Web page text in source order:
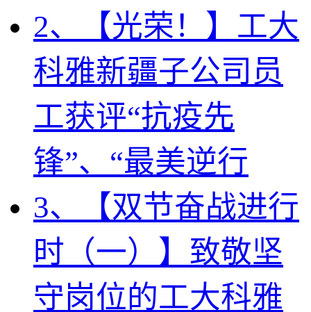
2、【光荣！】工大
科雅新疆子公司员
工获评“抗疫先
锋”、“最美逆行
3、【双节奋战进行
时（一）】致敬坚
守岗位的工大科雅